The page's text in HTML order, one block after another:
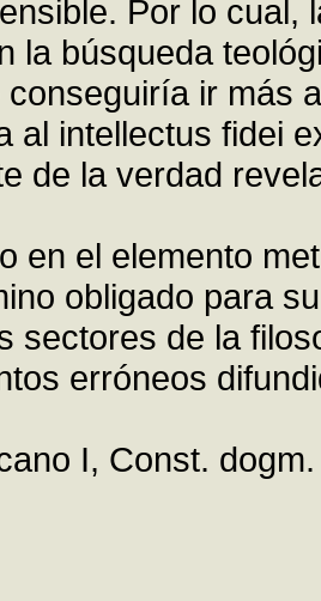
Por lo cual,
la búsqueda
ir más
al intellectus fidei
de la verdad
en el elemento
obligado para
sectores de la
erróneos
I, Const.